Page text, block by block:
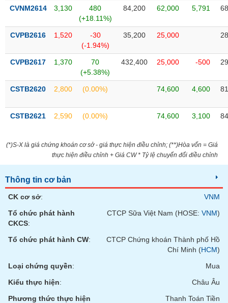
CVNM2614 3,130
480
(+18.11%)
84,200 62,000 5,791
CVPB2616 1,520
-30
(-1.94%)
35,200 25,000
CVPB2617 1,370
70
(+5.38%)
432,400 25,000 -500
CSTB2620 2,800 (0.00%) 74,600 4,600
CSTB2621 2,590 (0.00%) 74,600 3,100
(*)S-X là giá chứng khoán cơ sở - giá thực hiện điều chỉnh; (**)Hòa vốn = Giá
thực hiện điều chỉnh + Giá CW * Tỷ lệ chuyển đổi điều chỉnh
Thông tin cơ bản
CK cơ sở:
VNM
Tổ chức phát hành
CKCS:
CTCP Sữa Việt Nam (HOSE: VNM)
Tổ chức phát hành CW:
CTCP Chứng khoán Thành phố Hồ
Chí Minh (HCM)
Loại chứng quyền:
Mua
Kiểu thực hiện:
Châu Âu
Phương thức thực hiện
Thanh Toán Tiền
TIN
VỤ
THÔNG
BẤT
SẢN
Mã
khoán
(-)